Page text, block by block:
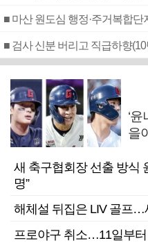
■ 마산 원도심 행정·주거복합단
‘
을
새 축구협회장 선출 방
명”
해체설 뒤집은 LIV 골프…
프로야구 취소…11일부터